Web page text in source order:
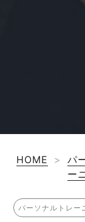
HOME >
パ
ー
パーソナルトレー